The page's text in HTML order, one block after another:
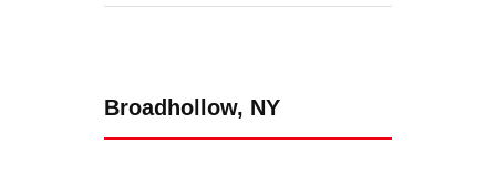
Broadhollow, NY